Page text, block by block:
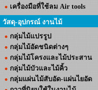
เครื่องมือที่ใช้ลม Air tools
วัสดุ-อุปกรณ์ งานไม้
กลุ่มไม้แปรรูป
กลุ่มไม้อัดชนิดต่างๆ
กลุ่มไม้โครงและไม้ประสาน
กลุ่มไม้บัวและไม้คิ้ว
กลุ่มแผ่นไม้สับอัด-แผ่นไยอัด